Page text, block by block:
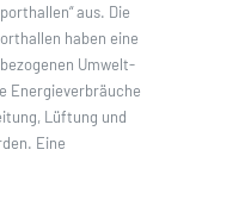
aus. Die
haben eine
Umwelt-
Energieverbräuche
Lüftung und
Eine